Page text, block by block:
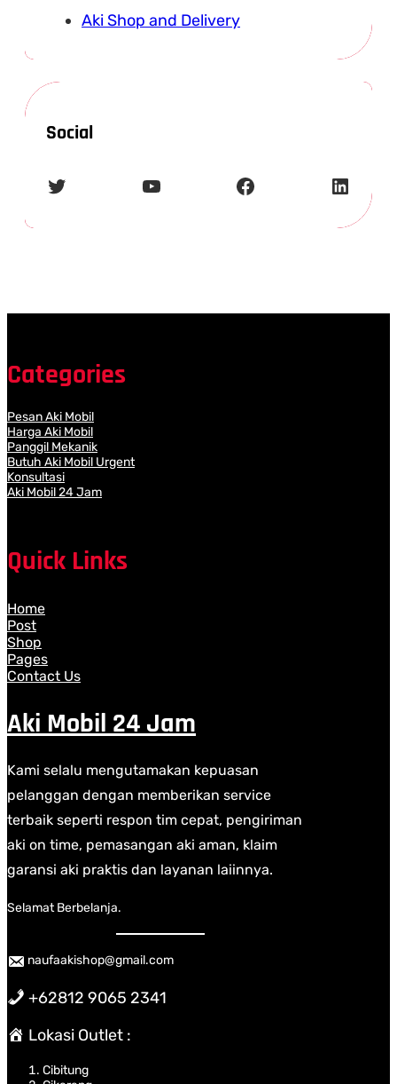
Aki Shop and Delivery
Social
Twitter YouTube Facebook LinkedIn
Categories
Pesan Aki Mobil
Harga Aki Mobil
Panggil Mekanik
Butuh Aki Mobil Urgent
Konsultasi
Aki Mobil 24 Jam
Quick Links
Home
Post
Shop
Pages
Contact Us
Aki Mobil 24 Jam
Kami selalu mengutamakan kepuasan
pelanggan dengan memberikan service
terbaik seperti respon tim cepat, pengiriman
aki on time, pemasangan aki aman, klaim
garansi aki praktis dan layanan laiinnya.
Selamat Berbelanja.
naufaakishop@gmail.com
+62812 9065 2341
Lokasi Outlet :
Cibitung